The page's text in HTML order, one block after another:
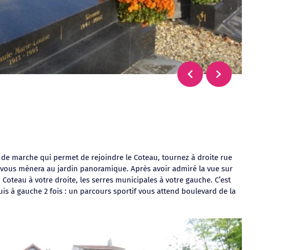
marche qui permet de rejoindre le Coteau, tournez à droite rue
mènera au jardin panoramique. Après avoir admiré la vue sur
à votre droite, les serres municipales à votre gauche. C’est
à gauche 2 fois : un parcours sportif vous attend boulevard de la